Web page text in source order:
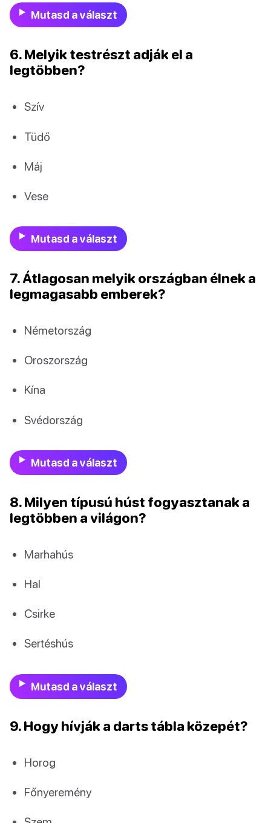
Mutasd a választ
6. Melyik testrészt adják el a
legtöbben?
Szív
Tüdő
Máj
Vese
Mutasd a választ
7. Átlagosan melyik országban élnek a
legmagasabb emberek?
Németország
Oroszország
Kína
Svédország
Mutasd a választ
8. Milyen típusú húst fogyasztanak a
legtöbben a világon?
Marhahús
Hal
Csirke
Sertéshús
Mutasd a választ
9. Hogy hívják a darts tábla közepét?
Horog
Főnyeremény